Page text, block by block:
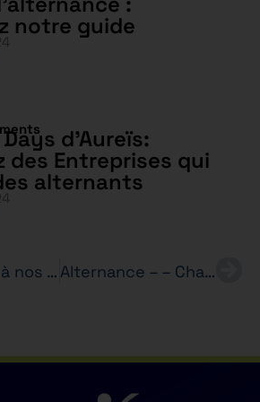
notre guide
d’Aureïs:
des Entreprises qui
alternants
Félicitations à nos diplômés de BTS 2022! Alternance – – Chargé(e) de Marketing (H/F) – Nestlé – BACHELOR Marketing et Promotion